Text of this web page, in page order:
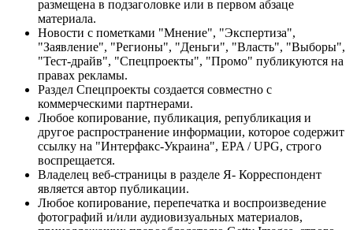
размещена в подзаголовке или в первом абзаце
материала.
Новости с пометками "Мнение", "Экспертиза",
"Заявление", "Регионы", "Деньги", "Власть", "Выборы",
"Тест-драйв", "Спецпроекты", "Промо" публикуются на
правах рекламы.
Раздел Спецпроекты создается совместно с
коммерческими партнерами.
Любое копирование, публикация, републикация и
другое распространение информации, которое содержит
ссылку на "Интерфакс-Украина", EPA / UPG, строго
воспрещается.
Владелец веб-страницы в разделе Я- Корреспондент
является автор публикации.
Любое копирование, перепечатка и воспроизведение
фотографий и/или аудиовизуальных материалов,